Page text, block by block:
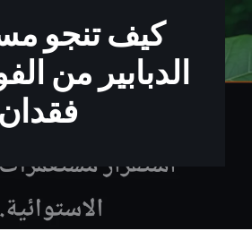
كيف تنجو
الدبابير من